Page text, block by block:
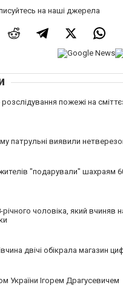
на наші джерела
пожежі на
патрульні виявили
"подарували" шахраям
річного чоловіка, який вчиняв
двічі обікрала магазин
України Ігорем Драгусевичем